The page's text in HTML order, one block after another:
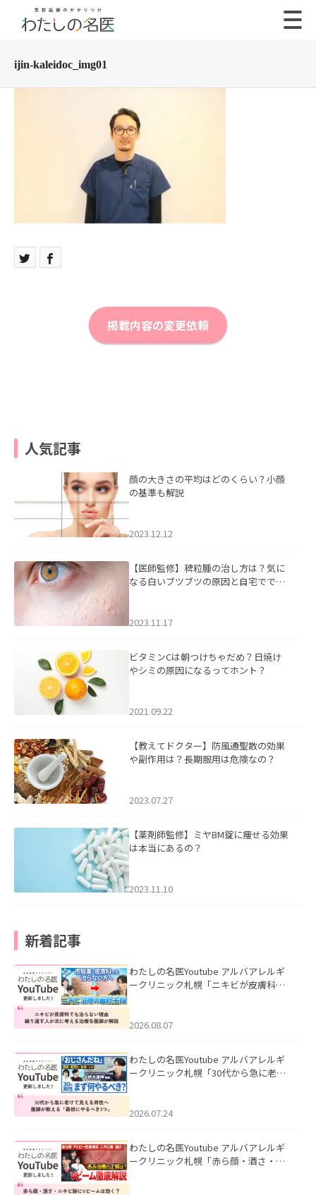
ijin-kaleidoc_img01
掲載内容の変更依頼
人気記事
顔の大きさの平均はどのくらい？小顔
の基準も解説
2023.12.12
【医師監修】稗粒腫の治し方は？気に
なる白いブツブツの原因と自宅ででき
2023.11.17
ビタミンCは朝つけちゃだめ？日焼け
やシミの原因になるってホント？
2021.09.22
【教えてドクター】防風通聖散の効果
や副作用は？長期服用は危険なの？
2023.07.27
【薬剤師監修】ミヤBM錠に痩せる効果
は本当にあるの？
2023.11.10
新着記事
わたしの名医Youtube アルバアレルギ
ークリニック札幌「ニキビが皮膚科で
ました。
2026.08.07
わたしの名医Youtube アルバアレルギ
ークリニック札幌「30代から急に老け
た。
2026.07.24
わたしの名医Youtube アルバアレルギ
ークリニック札幌「赤ら顔・酒さ・ニ